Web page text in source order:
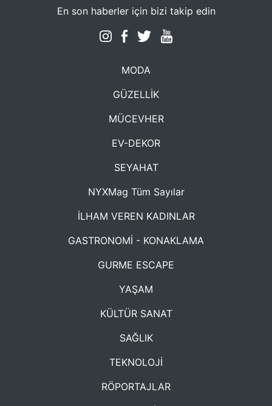
En son haberler için bizi takip edin
MODA
GÜZELLİK
MÜCEVHER
EV-DEKOR
SEYAHAT
NYXMag Tüm Sayılar
İLHAM VEREN KADINLAR
GASTRONOMİ - KONAKLAMA
GURME ESCAPE
YAŞAM
KÜLTÜR SANAT
SAĞLIK
TEKNOLOJİ
RÖPORTAJLAR